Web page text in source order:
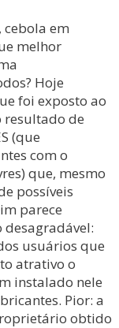
cebola em
melhor
Hoje
foi exposto ao
resultado de
(que
com o
que, mesmo
possíveis
parece
usuários que
atrativo o
instalado nele
Pior: a
obtido